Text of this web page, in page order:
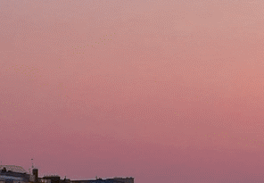
Our Association
Activities
Join us